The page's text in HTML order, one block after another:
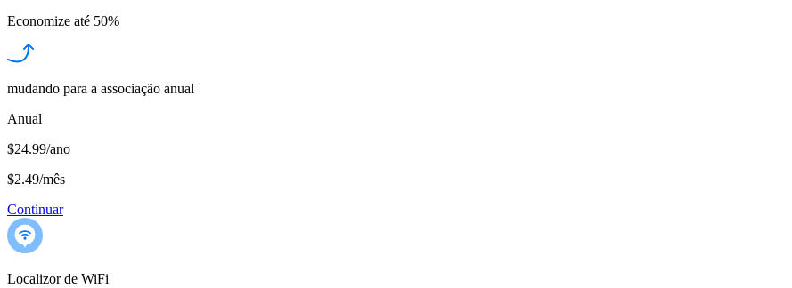
Economize até 50%
mudando para a associação anual
Anual
$24.99/ano
$2.49/mês
Continuar
Localizor de WiFi